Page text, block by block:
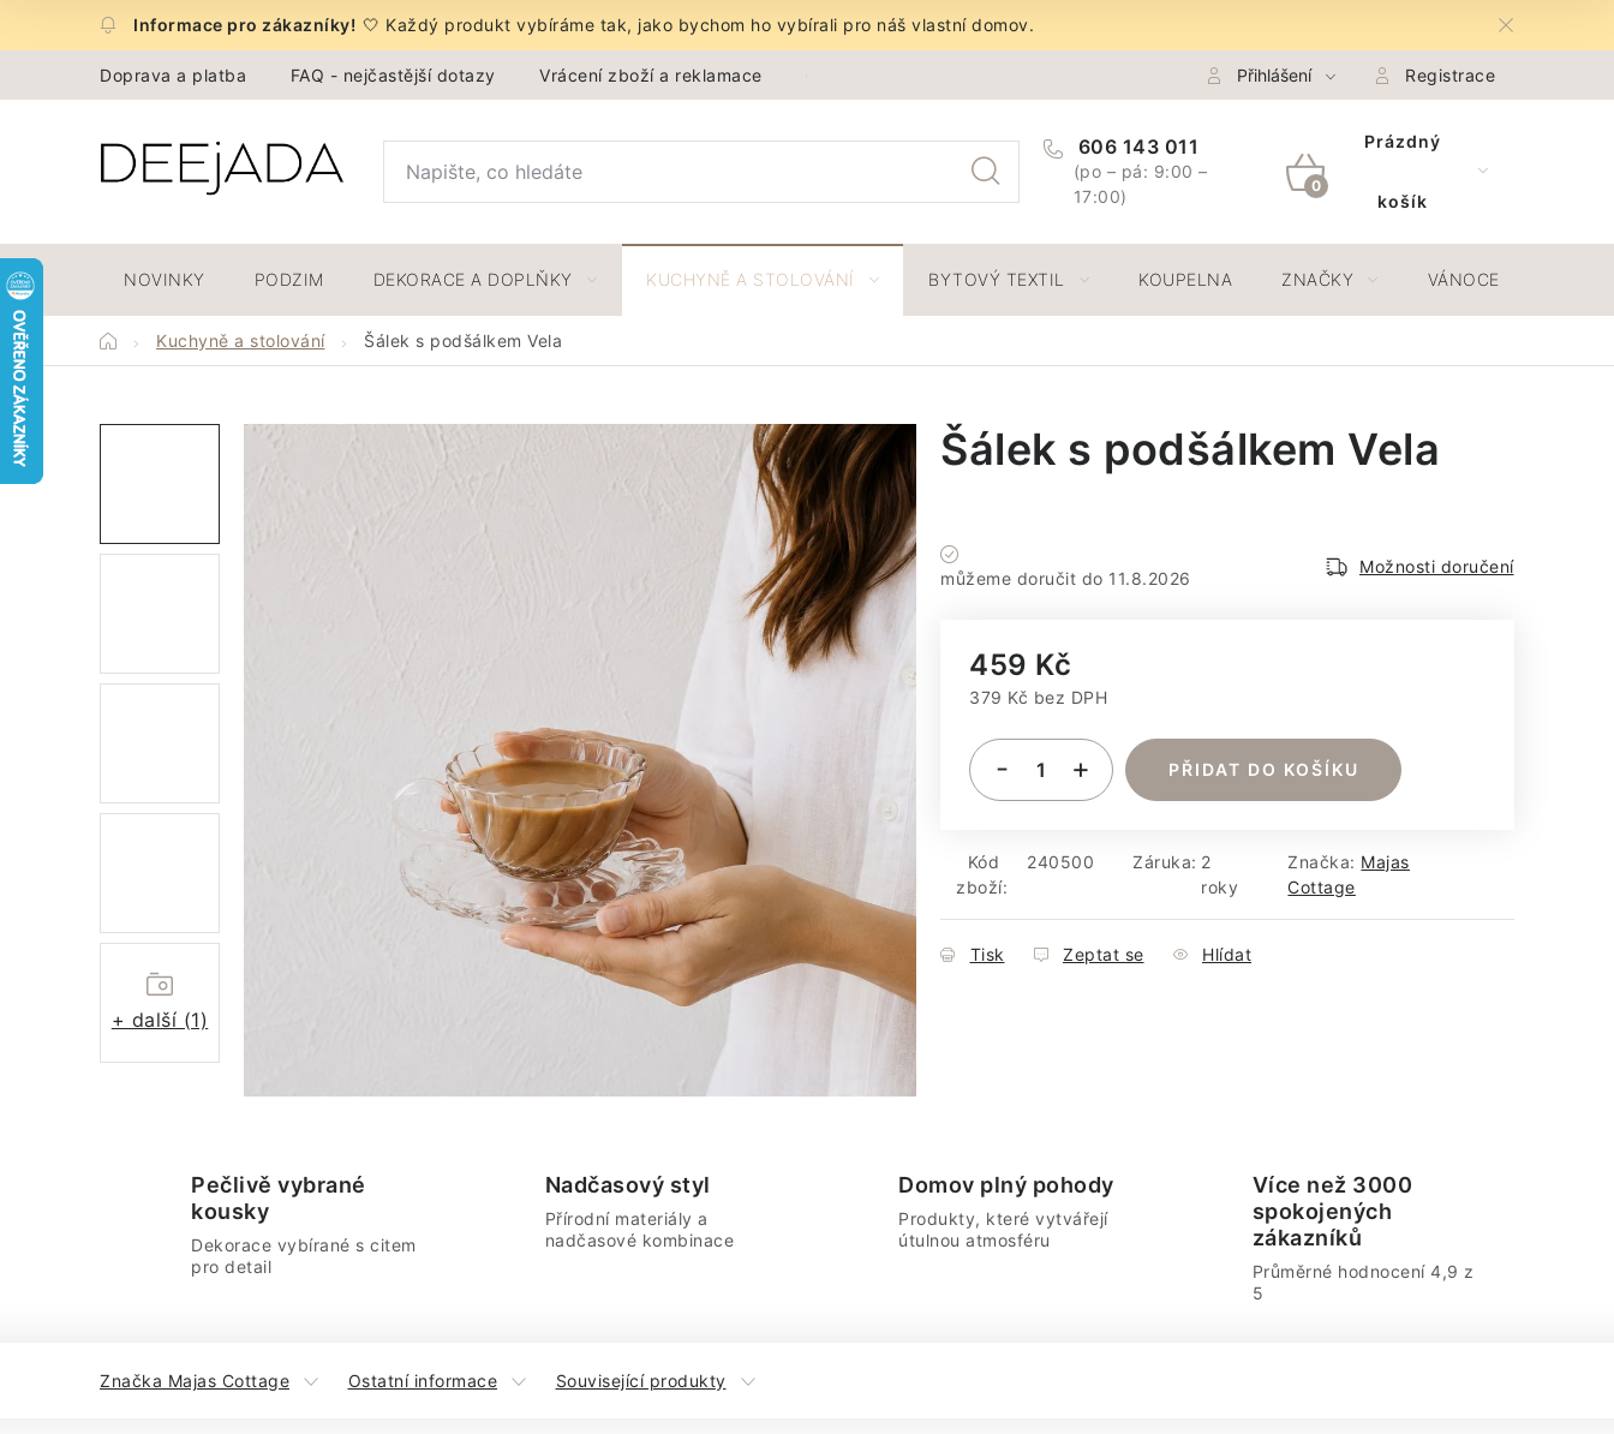
🤍 Každý produkt vybíráme tak, jako bychom ho vybírali pro náš vlastní domov.
Doprava a platba FAQ - nejčastější dotazy Vrácení zboží a reklamace Ochrana Osobních údajů GDPR Spojte se s námi
Přihlášení Registrace
606 143 011
(po – pá: 9:00 –
17:00)
NÁKUPNÍ
Prázdný
košík
NOVINKY PODZIM DEKORACE A DOPLŇKY KUCHYNĚ A STOLOVÁNÍ BYTOVÝ TEXTIL KOUPELNA ZNAČKY VÁNOCE
DomůKuchyně a stolování Šálek s podšálkem Vela
+ další (1)
Šálek s podšálkem Vela
11.8.2026
Možnosti doručení
459 Kč
379 Kč bez DPH
PŘIDAT DO KOŠÍKU
Kód
zboží:
240500 Záruka: 2
roky
Značka: Majas
Cottage
Tisk Zeptat se Hlídat
Pečlivě vybrané
kousky
Dekorace vybírané s citem
pro detail
Nadčasový styl
Přírodní materiály a
nadčasové kombinace
Domov plný pohody
Produkty, které vytvářejí
útulnou atmosféru
Více než 3000
spokojených
zákazníků
Průměrné hodnocení 4,9 z
5
Značka Majas Cottage Ostatní informace Související produkty